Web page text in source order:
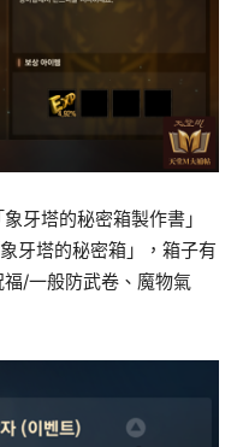
牙塔的秘密箱製作書」
牙塔的秘密箱」，箱子有
/一般防武卷、魔物氣